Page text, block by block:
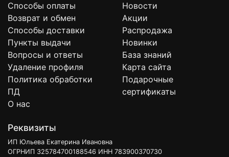
Способы оплаты
Возврат и обмен
Способы доставки
Пункты выдачи
Вопросы и ответы
Удаление профиля
Политика обработки
ПД
О нас
Новости
Акции
Распродажа
Новинки
База знаний
Карта сайта
Подарочные
сертификаты
Реквизиты
ИП Юльева Екатерина Ивановна
ОГРНИП 325784700188546 ИНН 783900370730